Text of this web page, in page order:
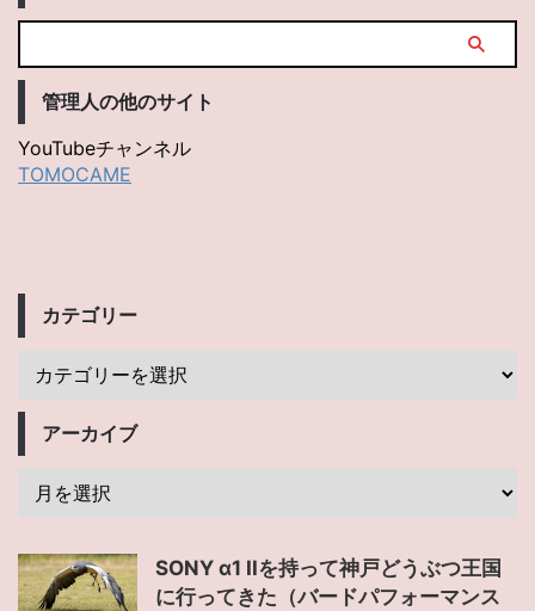
管理人の他のサイト
YouTubeチャンネル
TOMOCAME
カテゴリー
アーカイブ
SONY α1 IIを持って神戸どうぶつ王国
に行ってきた（バードパフォーマンス